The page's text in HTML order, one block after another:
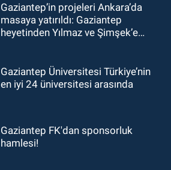
Gaziantep’in projeleri Ankara’da
masaya yatırıldı: Gaziantep
heyetinden Yılmaz ve Şimşek’e
Gaziantep Üniversitesi Türkiye’nin
en iyi 24 üniversitesi arasında
Gaziantep FK'dan sponsorluk
hamlesi!